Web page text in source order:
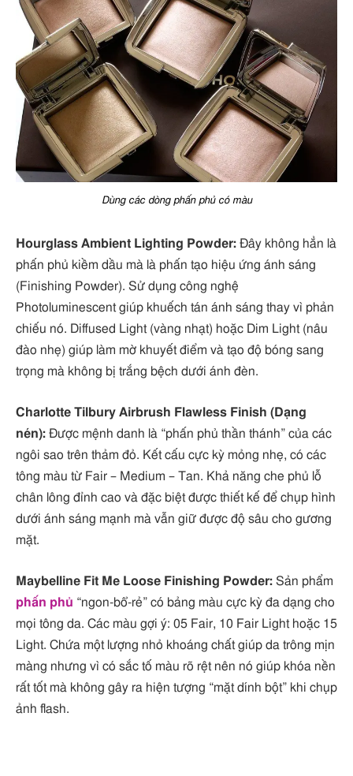
Dùng các dòng phấn phủ có màu
Hourglass Ambient Lighting Powder: Đây không hẳn là
phấn phủ kiềm dầu mà là phấn tạo hiệu ứng ánh sáng
(Finishing Powder). Sử dụng công nghệ
Photoluminescent giúp khuếch tán ánh sáng thay vì phản
chiếu nó. Diffused Light (vàng nhạt) hoặc Dim Light (nâu
đào nhẹ) giúp làm mờ khuyết điểm và tạo độ bóng sang
trọng mà không bị trắng bệch dưới ánh đèn.
Charlotte Tilbury Airbrush Flawless Finish (Dạng
nén): Được mệnh danh là “phấn phủ thần thánh” của các
ngôi sao trên thảm đỏ. Kết cấu cực kỳ mỏng nhẹ, có các
tông màu từ Fair – Medium – Tan. Khả năng che phủ lỗ
chân lông đỉnh cao và đặc biệt được thiết kế để chụp hình
dưới ánh sáng mạnh mà vẫn giữ được độ sâu cho gương
mặt.
Maybelline Fit Me Loose Finishing Powder: Sản phẩm
phấn phủ “ngon-bổ-rẻ” có bảng màu cực kỳ đa dạng cho
mọi tông da. Các màu gợi ý: 05 Fair, 10 Fair Light hoặc 15
Light. Chứa một lượng nhỏ khoáng chất giúp da trông mịn
màng nhưng vì có sắc tố màu rõ rệt nên nó giúp khóa nền
rất tốt mà không gây ra hiện tượng “mặt dính bột” khi chụp
ảnh flash.